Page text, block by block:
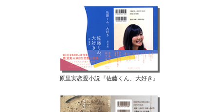
原里実恋愛小説『佐藤くん、大好き』